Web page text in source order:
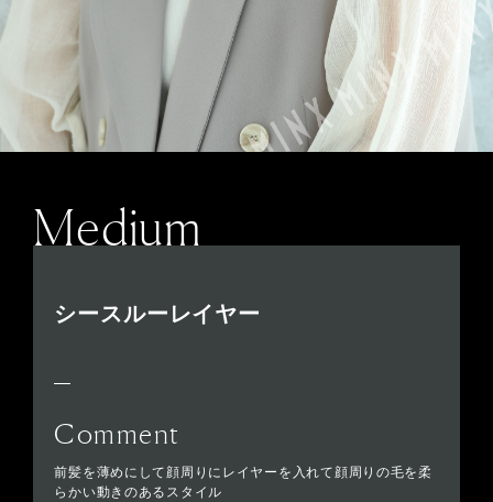
Medium
シースルーレイヤー
Comment
前髪を薄めにして顔周りにレイヤーを入れて顔周りの毛を柔
らかい動きのあるスタイル